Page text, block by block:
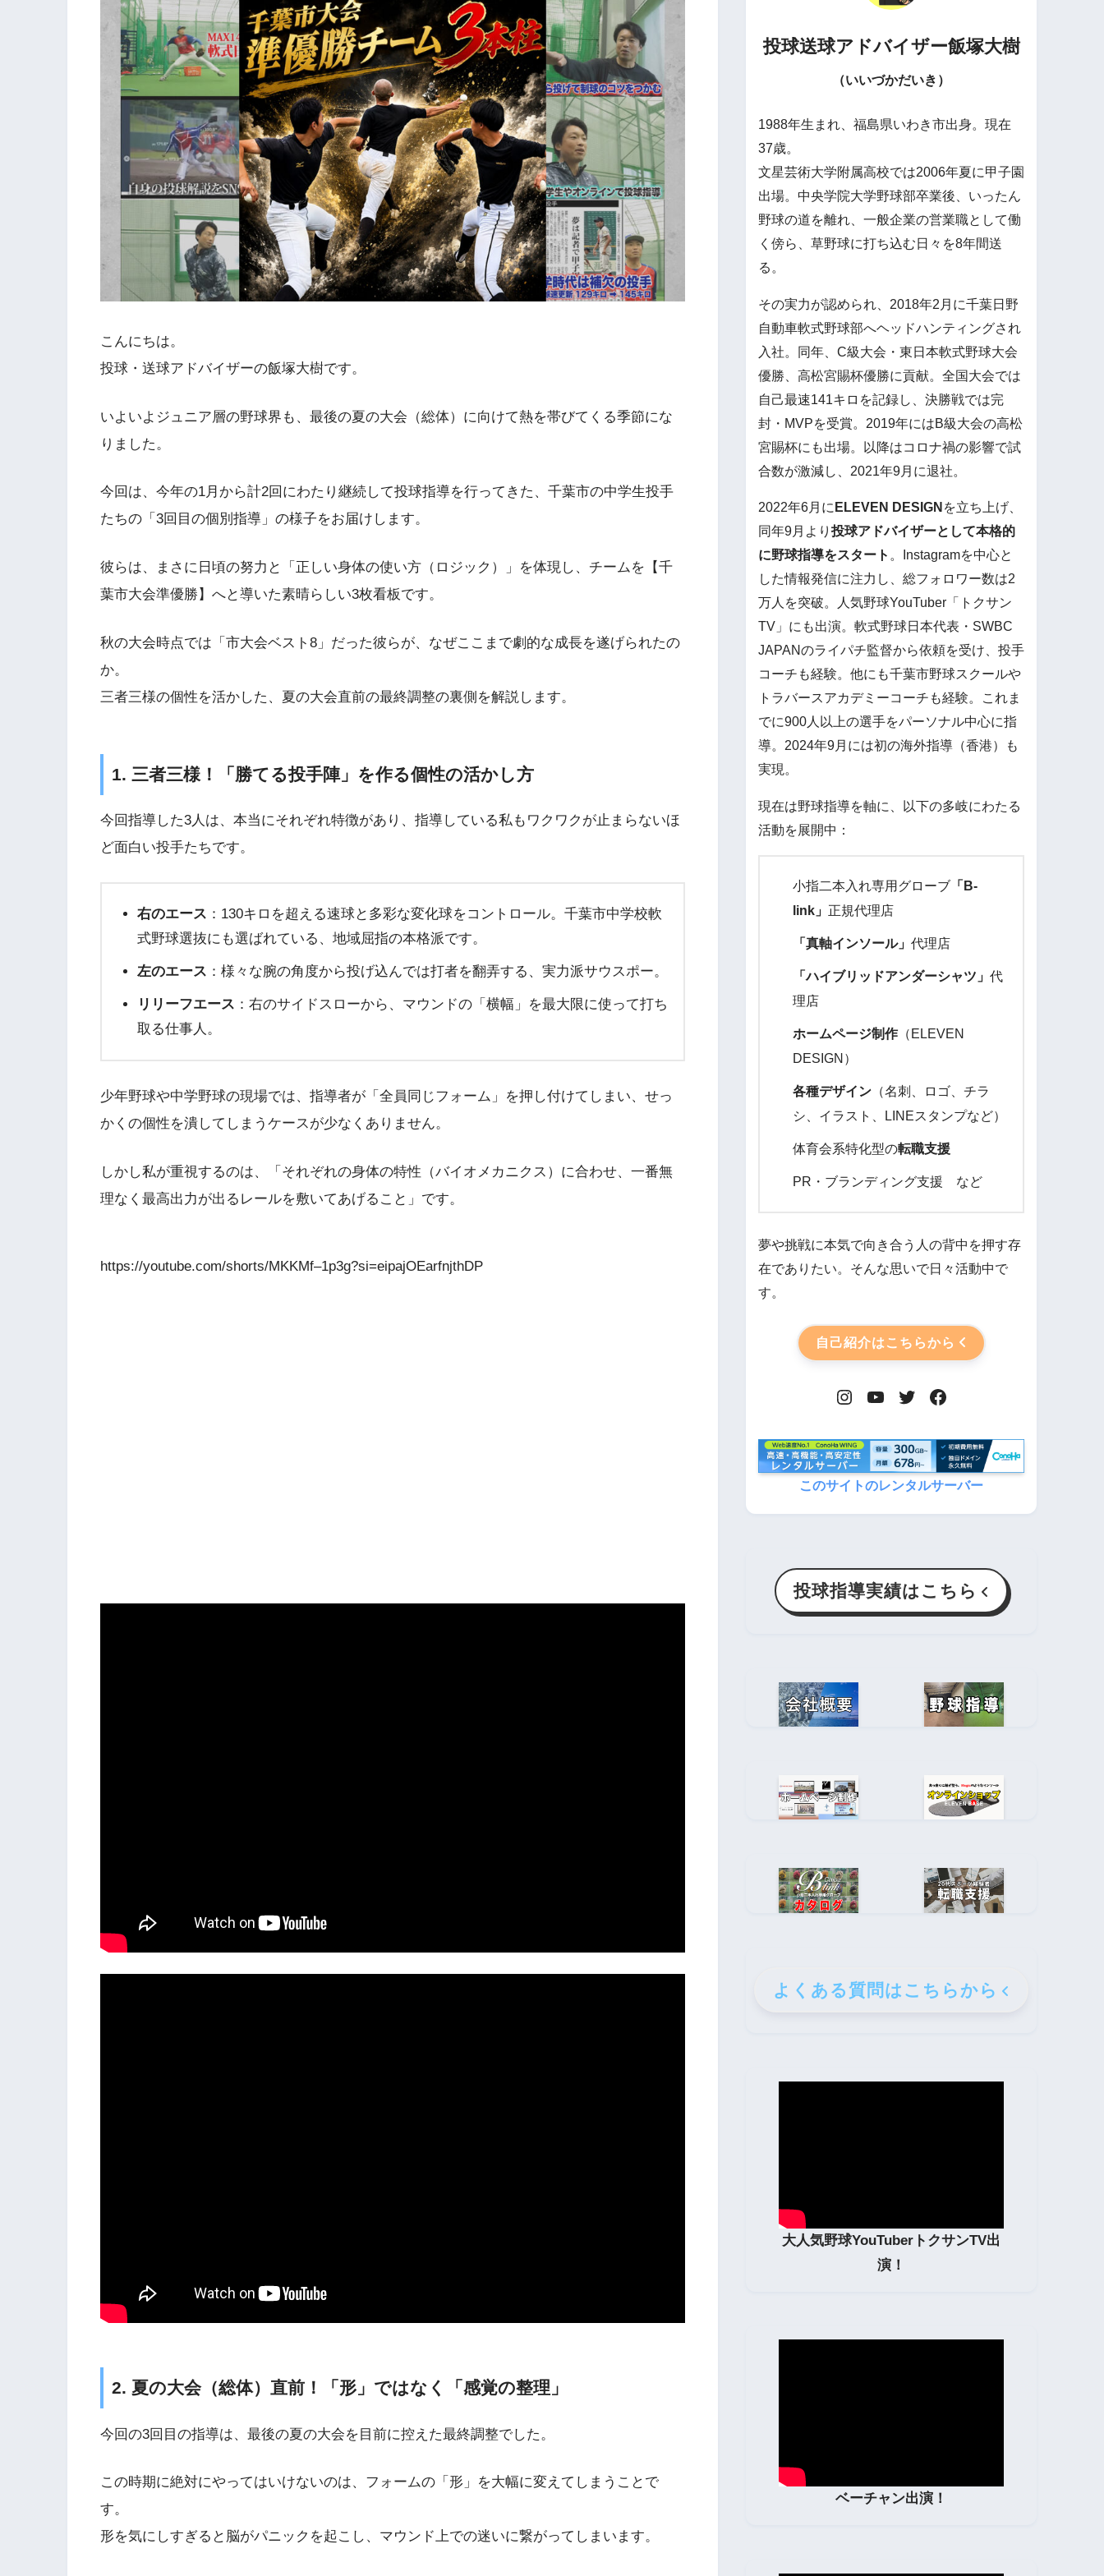
こんにちは。
投球・送球アドバイザーの飯塚大樹です。
いよいよジュニア層の野球界も、最後の夏の大会（総体）に向けて熱を帯びてくる季節にな
りました。
今回は、今年の1月から計2回にわたり継続して投球指導を行ってきた、千葉市の中学生投手
たちの「3回目の個別指導」の様子をお届けします。
彼らは、まさに日頃の努力と「正しい身体の使い方（ロジック）」を体現し、チームを【千
葉市大会準優勝】へと導いた素晴らしい3枚看板です。
秋の大会時点では「市大会ベスト8」だった彼らが、なぜここまで劇的な成長を遂げられたの
か。
三者三様の個性を活かした、夏の大会直前の最終調整の裏側を解説します。
1. 三者三様！「勝てる投手陣」を作る個性の活かし方
今回指導した3人は、本当にそれぞれ特徴があり、指導している私もワクワクが止まらないほ
ど面白い投手たちです。
右のエース ：130キロを超える速球と多彩な変化球をコントロール。千葉市中学校軟
式野球選抜にも選ばれている、地域屈指の本格派です。
左のエース ：様々な腕の角度から投げ込んでは打者を翻弄する、実力派サウスポー。
リリーフエース ：右のサイドスローから、マウンドの「横幅」を最大限に使って打ち
取る仕事人。
少年野球や中学野球の現場では、指導者が「全員同じフォーム」を押し付けてしまい、せっ
かくの個性を潰してしまうケースが少なくありません。
しかし私が重視するのは、「それぞれの身体の特性（バイオメカニクス）に合わせ、一番無
理なく最高出力が出るレールを敷いてあげること」です。
https://youtube.com/shorts/MKKMf–1p3g?si=eipajOEarfnjthDP
2. 夏の大会（総体）直前！「形」ではなく「感覚の整理」
今回の3回目の指導は、最後の夏の大会を目前に控えた最終調整でした。
この時期に絶対にやってはいけないのは、フォームの「形」を大幅に変えてしまうことで
す。
形を気にしすぎると脳がパニックを起こし、マウンド上での迷いに繋がってしまいます。
投球送球アドバイザー飯塚大樹
（いいづかだいき）
1988年生まれ、福島県いわき市出身。現在
37歳。
文星芸術大学附属高校では2006年夏に甲子園
出場。中央学院大学野球部卒業後、いったん
野球の道を離れ、一般企業の営業職として働
く傍ら、草野球に打ち込む日々を8年間送
る。
その実力が認められ、2018年2月に千葉日野
自動車軟式野球部へヘッドハンティングされ
入社。同年、C級大会・東日本軟式野球大会
優勝、高松宮賜杯優勝に貢献。全国大会では
自己最速141キロを記録し、決勝戦では完
封・MVPを受賞。2019年にはB級大会の高松
宮賜杯にも出場。以降はコロナ禍の影響で試
合数が激減し、2021年9月に退社。
2022年6月に ELEVEN DESIGN を立ち上げ、
同年9月より 投球アドバイザーとして本格的
に野球指導をスタート 。Instagramを中心と
した情報発信に注力し、総フォロワー数は2
万人を突破。人気野球YouTuber「トクサン
TV」にも出演。軟式野球日本代表・SWBC
JAPANのライパチ監督から依頼を受け、投手
コーチも経験。他にも千葉市野球スクールや
トラバースアカデミーコーチも経験。これま
でに900人以上の選手をパーソナル中心に指
導。2024年9月には初の海外指導（香港）も
実現。
現在は野球指導を軸に、以下の多岐にわたる
活動を展開中：
小指二本入れ専用グローブ「B-
link」 正規代理店
「真軸インソール」 代理店
「ハイブリッドアンダーシャツ」 代
理店
ホームページ制作（ELEVEN
DESIGN）
各種デザイン（名刺、ロゴ、チラ
シ、イラスト、LINEスタンプなど）
体育会系特化型の転職支援
PR・ブランディング支援 など
夢や挑戦に本気で向き合う人の背中を押す存
在でありたい。そんな思いで日々活動中で
す。
自己紹介はこちらから
このサイトのレンタルサーバー
投球指導実績はこちら
よくある質問はこちらから
大人気野球YouTuberトクサンTV出
演！
ベーチャン出演！